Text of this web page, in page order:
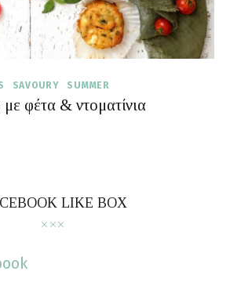
SAVOURY SUMMER
φέτα & ντοματίνια
LIKE BOX